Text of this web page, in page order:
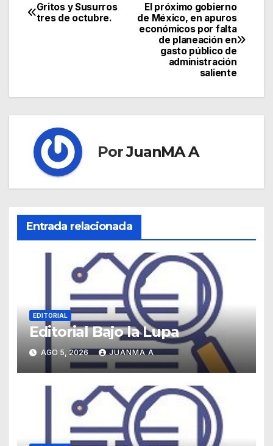
El próximo gobierno
de México, en apuros
económicos por falta
de planeación en
gasto público de
administración
saliente
Gritos y Susurros
tres de octubre.
PorJuanMA A
Entrada relacionada
EDITORIAL
Editorial Bajo la Lupa
AGO 5, 2026 JUANMA A